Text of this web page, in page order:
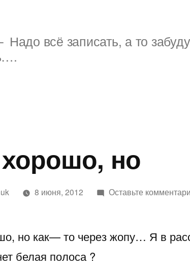
Надо всё записать, а то
но
8 июня, 2012 Оставьте
но как— то через жопу… Я в
белая полоса ?